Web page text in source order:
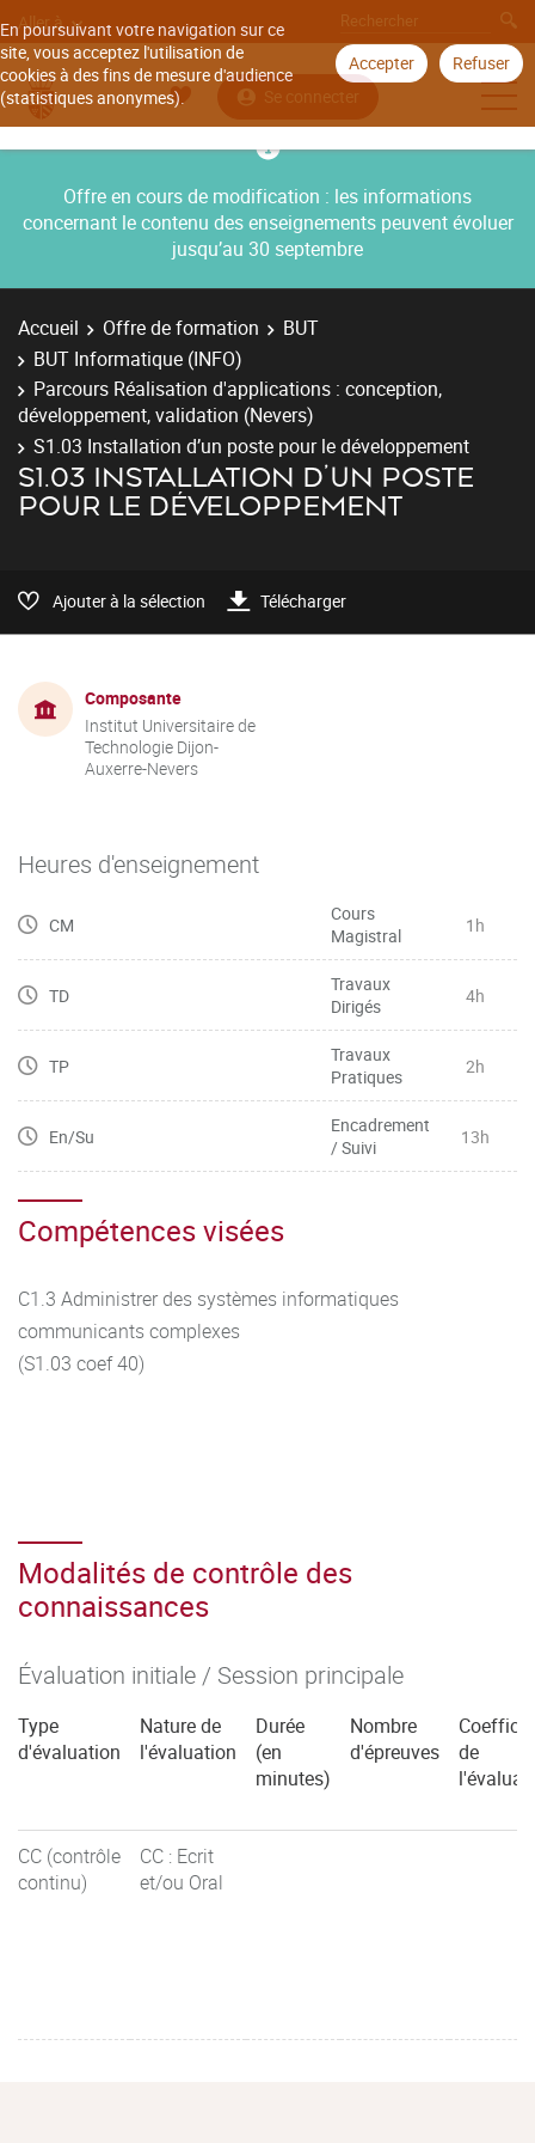
En poursuivant votre navigation sur ce
site, vous acceptez l'utilisation de
cookies à des fins de mesure d'audience
(statistiques anonymes).
Accepter Refuser
Aller à
Se connecter
Offre en cours de modification : les informations
concernant le contenu des enseignements peuvent évoluer
jusqu’au 30 septembre
Accueil Offre de formation
BUT
BUT Informatique (INFO)
Parcours Réalisation d'applications : conception,
développement, validation (Nevers)
S1.03 Installation d’un poste pour le développement
S1.03 INSTALLATION D’UN POSTE
POUR LE DÉVELOPPEMENT
Ajouter à la sélection Télécharger
Composante
Institut Universitaire de
Technologie Dijon-
Auxerre-Nevers
Heures d'enseignement
CM
Cours
Magistral
1h
TD
Travaux
Dirigés
4h
TP
Travaux
Pratiques
2h
En/Su
Encadrement
/ Suivi
13h
Compétences visées
C1.3 Administrer des systèmes informatiques
communicants complexes
(S1.03 coef 40)
Modalités de contrôle des
connaissances
Évaluation initiale / Session principale
Type
d'évaluation
Nature de
l'évaluation
Durée
(en
minutes)
Nombre
d'épreuves
de
CC (contrôle
continu)
CC : Ecrit
et/ou Oral